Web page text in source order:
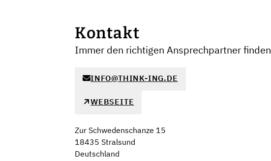
Kontakt
Immer den richtigen Ansprechpartner finden
INFO@THINK-ING.DE
WEBSEITE
Zur Schwedenschanze 15
18435 Stralsund
Deutschland